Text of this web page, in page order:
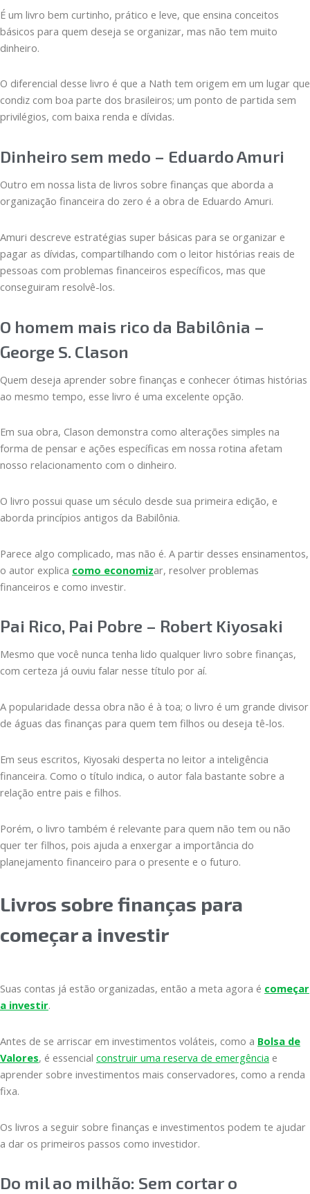
É um livro bem curtinho, prático e leve, que ensina conceitos
básicos para quem deseja se organizar, mas não tem muito
dinheiro.
O diferencial desse livro é que a Nath tem origem em um lugar que
condiz com boa parte dos brasileiros; um ponto de partida sem
privilégios, com baixa renda e dívidas.
Dinheiro sem medo – Eduardo Amuri
Outro em nossa lista de livros sobre finanças que aborda a
organização financeira do zero é a obra de Eduardo Amuri.
Amuri descreve estratégias super básicas para se organizar e
pagar as dívidas, compartilhando com o leitor histórias reais de
pessoas com problemas financeiros específicos, mas que
conseguiram resolvê-los.
O homem mais rico da Babilônia –
George S. Clason
Quem deseja aprender sobre finanças e conhecer ótimas histórias
ao mesmo tempo, esse livro é uma excelente opção.
Em sua obra, Clason demonstra como alterações simples na
forma de pensar e ações específicas em nossa rotina afetam
nosso relacionamento com o dinheiro.
O livro possui quase um século desde sua primeira edição, e
aborda princípios antigos da Babilônia.
Parece algo complicado, mas não é. A partir desses ensinamentos,
o autor explica como economizar, resolver problemas
financeiros e como investir.
Pai Rico, Pai Pobre – Robert Kiyosaki
Mesmo que você nunca tenha lido qualquer livro sobre finanças,
com certeza já ouviu falar nesse título por aí.
A popularidade dessa obra não é à toa; o livro é um grande divisor
de águas das finanças para quem tem filhos ou deseja tê-los.
Em seus escritos, Kiyosaki desperta no leitor a inteligência
financeira. Como o título indica, o autor fala bastante sobre a
relação entre pais e filhos.
Porém, o livro também é relevante para quem não tem ou não
quer ter filhos, pois ajuda a enxergar a importância do
planejamento financeiro para o presente e o futuro.
Livros sobre finanças para
começar a investir
Suas contas já estão organizadas, então a meta agora é começar
a investir.
Antes de se arriscar em investimentos voláteis, como a Bolsa de
Valores, é essencial construir uma reserva de emergência e
aprender sobre investimentos mais conservadores, como a renda
fixa.
Os livros a seguir sobre finanças e investimentos podem te ajudar
a dar os primeiros passos como investidor.
Do mil ao milhão: Sem cortar o